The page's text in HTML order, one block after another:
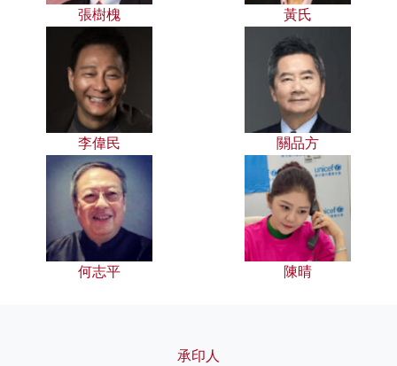
張樹槐 黃氏
李偉民 關品方
何志平 陳晴
承印人